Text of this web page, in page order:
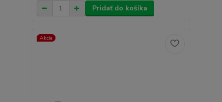
Pridať do košíka
Akcia